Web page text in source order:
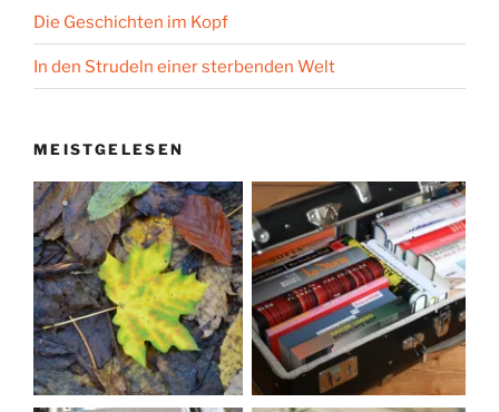
Die Geschichten im Kopf
In den Strudeln einer sterbenden Welt
MEISTGELESEN